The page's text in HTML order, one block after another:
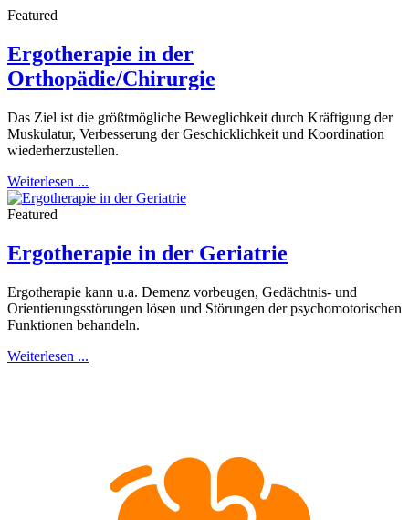
Featured
Ergotherapie in der
Orthopädie/Chirurgie
Das Ziel ist die größtmögliche Beweglichkeit durch Kräftigung der
Muskulatur, Verbesserung der Geschicklichkeit und Koordination
wiederherzustellen.
Weiterlesen ...
Featured
Ergotherapie in der Geriatrie
Ergotherapie kann u.a. Demenz vorbeugen, Gedächtnis- und
Orientierungsstörungen lösen und Störungen der psychomotorischen
Funktionen behandeln.
Weiterlesen ...